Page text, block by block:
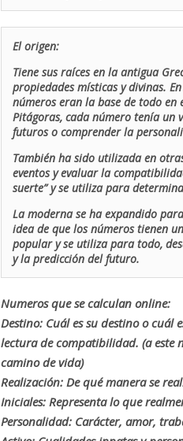
El origen:
Tiene sus raíces en la antigua
propiedades místicas y divinas.
números eran la base de todo
Pitágoras, cada número tenía un
futuros o comprender la
También ha sido utilizada en
eventos y evaluar la
suerte” y se utiliza para
La moderna se ha expandido
idea de que los números tienen
popular y se utiliza para todo,
y la predicción del futuro.
Numeros que se calculan online:
Destino: Cuál es su destino o cuál
lectura de compatibilidad. (a este
camino de vida)
Realización: De qué manera se
Iniciales: Representa lo que
Personalidad: Carácter, amor,